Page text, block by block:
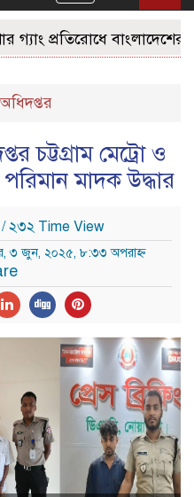
navigation
প্রতিরোধে বাংলাদেশের
চট্টগ্রাম মেট্রো ও
মাদক উদ্ধার
/ ২৩২ Time View
৩ জুন, ২০২৫, ৮:৩৩ অপরাহ্ন